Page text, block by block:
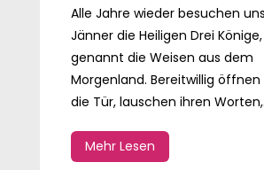
Alle Jahre wieder besuchen
Jänner die Heiligen Drei
genannt die Weisen aus dem
Morgenland. Bereitwillig öffnen
die Tür, lauschen ihren
Mehr Lesen